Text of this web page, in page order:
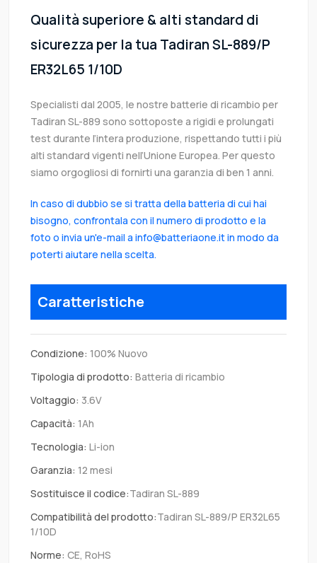
Qualità superiore & alti standard di
sicurezza per la tua Tadiran SL-889/P
ER32L65 1/10D
Specialisti dal 2005, le nostre batterie di ricambio per
Tadiran SL-889 sono sottoposte a rigidi e prolungati
test durante l’intera produzione, rispettando tutti i più
alti standard vigenti nell’Unione Europea. Per questo
siamo orgogliosi di fornirti una garanzia di ben 1 anni.
In caso di dubbio se si tratta della batteria di cui hai
bisogno, confrontala con il numero di prodotto e la
foto o invia un'e-mail a info@batteriaone.it in modo da
poterti aiutare nella scelta.
Caratteristiche
Condizione: 100% Nuovo
Tipologia di prodotto: Batteria di ricambio
Voltaggio: 3.6V
Capacità: 1Ah
Tecnologia: Li-ion
Garanzia: 12 mesi
Sostituisce il codice:Tadiran SL-889
Compatibilità del prodotto:Tadiran SL-889/P ER32L65
1/10D
Norme: CE, RoHS